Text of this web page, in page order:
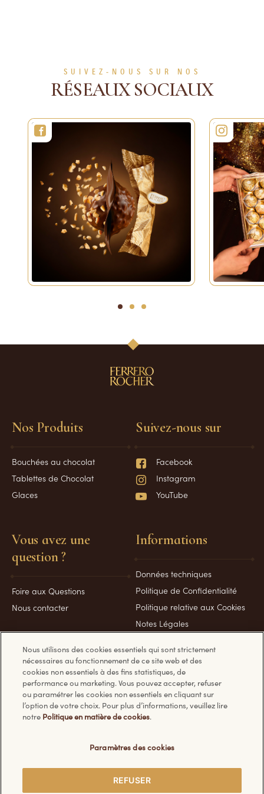
SUIVEZ-NOUS SUR NOS
RÉSEAUX SOCIAUX
1 2 3
Nos Produits
Bouchées au chocolat
Tablettes de Chocolat
Glaces
Vous avez une
question ?
Foire aux Questions
Nous contacter
Informations
Données techniques
Politique de Confidentialité
Politique relative aux Cookies
Notes Légales
conforme (59%)
Suivez-nous sur
Facebook
Instagram
YouTube
Nous utilisons des cookies essentiels qui sont strictement
nécessaires au fonctionnement de ce site web et des
cookies non essentiels à des fins statistiques, de
performance ou marketing. Vous pouvez accepter, refuser
ou paramétrer les cookies non essentiels en cliquant sur
l’option de votre choix. Pour plus d’informations, veuillez lire
notre Politique en matière de cookies.
Paramètres des cookies
REFUSER